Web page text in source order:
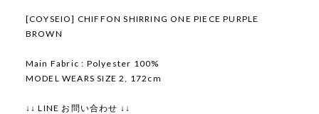
[COYSEIO] CHIFFON SHIRRING ONE PIECE PURPLE
BROWN
Main Fabric : Polyester 100%
MODEL WEARS SIZE 2, 172cm
↓↓ LINE お問い合わせ ↓↓